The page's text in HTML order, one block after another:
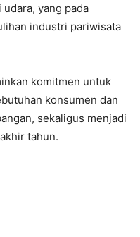
yang pada
industri pariwisata
komitmen untuk
konsumen dan
sekaligus menjadi
tahun.